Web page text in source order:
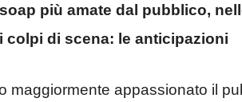
più amate dal pubblico,
di scena: le anticipazioni
maggiormente appassionato il